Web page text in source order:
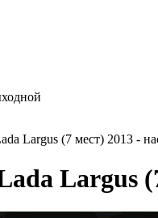
Largus (7 мест) 2013 -
Largus